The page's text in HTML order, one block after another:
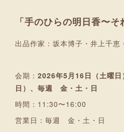
「手のひらの明日香〜そ
出品作家：坂本博子・井上千恵
会期： 2026年5月16日（土曜
日）、毎週 金・土・日
時間：11:30〜16:00
営業日：毎週 金・土・日